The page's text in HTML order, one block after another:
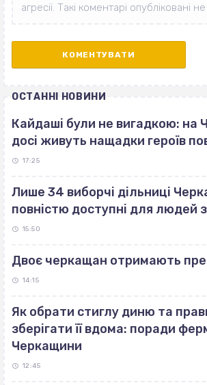
ОСТАННІ НОВИНИ
Кайдаші були не вигадкою: на
досі живуть нащадки героїв
17:25
Лише 34 виборчі дільниці
повністю доступні для людей з
15:50
Двоє черкащан отримають
14:15
Як обрати стиглу диню та
зберігати її вдома: поради
Черкащини
12:45